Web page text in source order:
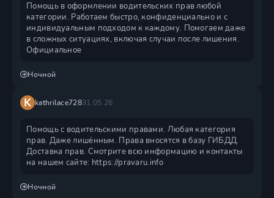
Помощь в оформлении водительских прав любой
категории. Работаем быстро, конфиденциально и с
индивидуальным подходом к каждому. Помогаем даже
в сложных ситуациях, включая случаи после лишения.
Официальное
Ночной
K kathrilace72831.05.26
Помощь с водительскими правами. Любая категория
прав. Даже лишённым. Права вносятся в базу ГИБДД.
Доставка прав. Смотрите всю информацию и контакты
на нашем сайте: https://pravaru.info
Ночной